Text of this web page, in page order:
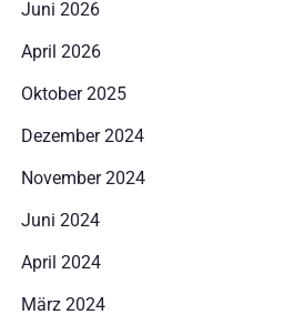
Juni 2026
April 2026
Oktober 2025
Dezember 2024
November 2024
Juni 2024
April 2024
März 2024
Anreise
Abreise